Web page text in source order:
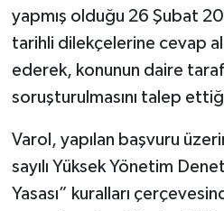
yapmış olduğu 26 Şubat
tarihli dilekçelerine cevap
ederek, konunun daire
soruşturulmasını talep
Varol, yapılan başvuru
sayılı Yüksek Yönetim
Yasası” kuralları